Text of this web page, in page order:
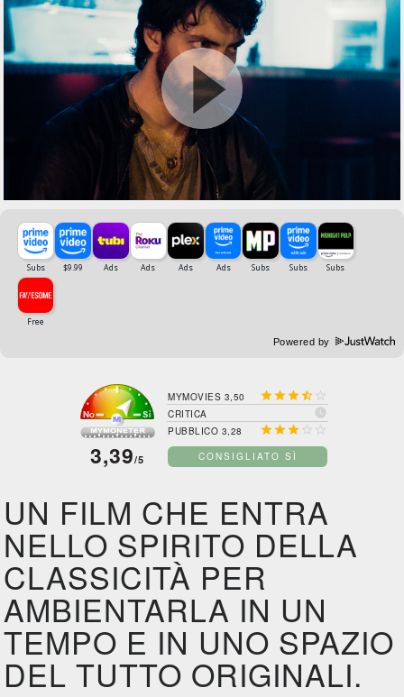
Powered by
3,39/5
MYMOVIES 3,50  
CRITICA 
PUBBLICO 3,28   
CONSIGLIATO SÌ
UN FILM CHE ENTRA
NELLO SPIRITO DELLA
CLASSICITÀ PER
AMBIENTARLA IN UN
TEMPO E IN UNO SPAZIO
DEL TUTTO ORIGINALI.